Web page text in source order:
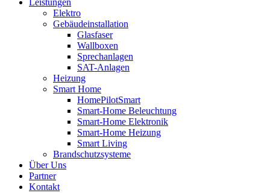
Leistungen
Elektro
Gebäudeinstallation
Glasfaser
Wallboxen
Sprechanlagen
SAT-Anlagen
Heizung
Smart Home
HomePilotSmart
Smart-Home Beleuchtung
Smart-Home Elektronik
Smart-Home Heizung
Smart Living
Brandschutzsysteme
Über Uns
Partner
Kontakt